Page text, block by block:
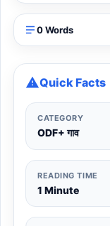
0 Words
Quick Facts
CATEGORY
ODF+ गाव
READING TIME
1 Minute